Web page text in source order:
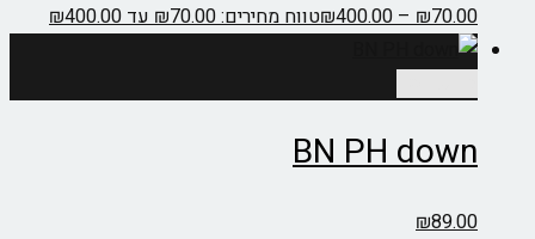
₪70.00
–
₪400.00 טווח מחירים: ⁦₪70.00⁩ עד ⁦₪400.00⁩
BN PH down
₪89.00